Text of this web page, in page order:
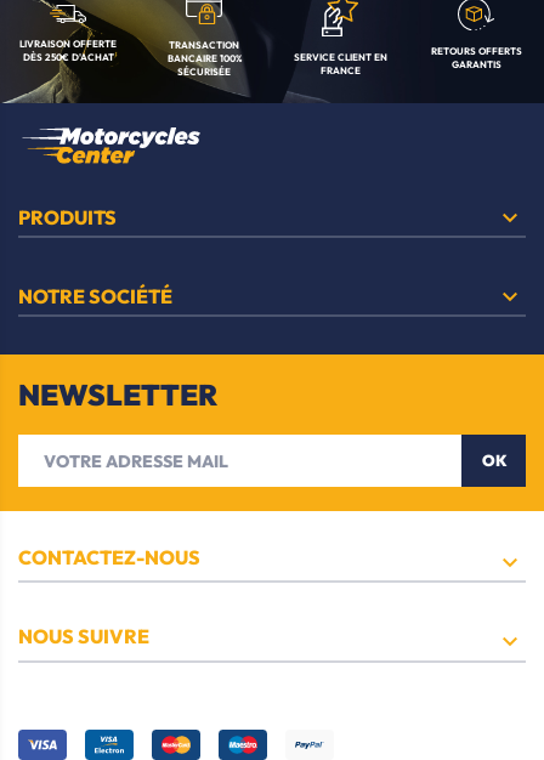
LIVRAISON OFFERTE
DÈS 250€ D'ACHAT
TRANSACTION
BANCAIRE 100%
SÉCURISÉE
SERVICE CLIENT EN
FRANCE
RETOURS OFFERTS
GARANTIS
PRODUITS 
NOTRE SOCIÉTÉ 
NEWSLETTER
OK
CONTACTEZ-NOUS 
NOUS SUIVRE 